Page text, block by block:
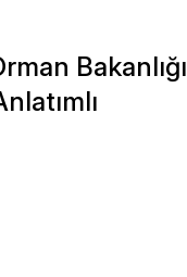
Bakanlığı